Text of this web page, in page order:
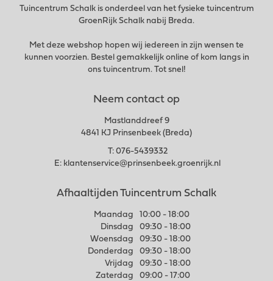
Tuincentrum Schalk is onderdeel van het fysieke tuincentrum
GroenRijk Schalk nabij Breda.
Met deze webshop hopen wij iedereen in zijn wensen te
kunnen voorzien. Bestel gemakkelijk online of kom langs in
ons tuincentrum. Tot snel!
Neem contact op
Mastlanddreef 9
4841 KJ Prinsenbeek (Breda)
T: 076-5439332
E: klantenservice@prinsenbeek.groenrijk.nl
Afhaaltijden Tuincentrum Schalk
Maandag
10:00 - 18:00
Dinsdag
09:30 - 18:00
Woensdag
09:30 - 18:00
Donderdag
09:30 - 18:00
Vrijdag
09:30 - 18:00
Zaterdag
09:00 - 17:00